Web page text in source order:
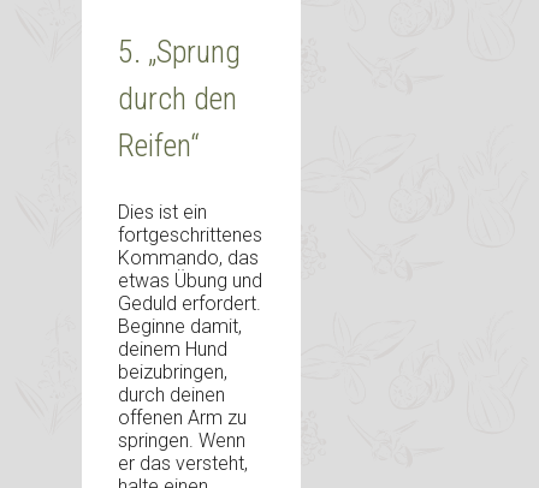
5. „Sprung
durch den
Reifen“
Dies ist ein
fortgeschrittenes
Kommando, das
etwas Übung und
Geduld erfordert.
Beginne damit,
deinem Hund
beizubringen,
durch deinen
offenen Arm zu
springen. Wenn
er das versteht,